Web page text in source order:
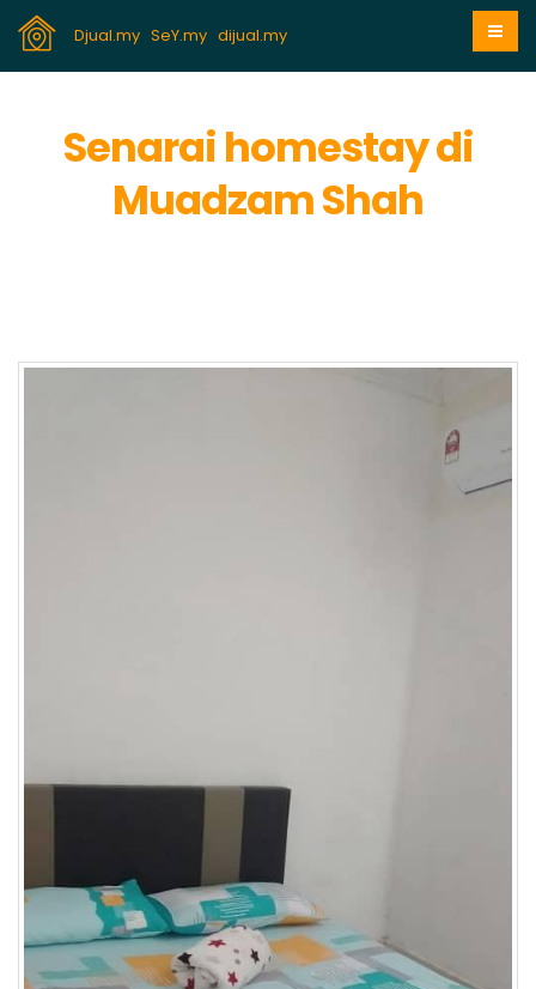
Djual.my SeY.my dijual.my
Senarai homestay di
Muadzam Shah